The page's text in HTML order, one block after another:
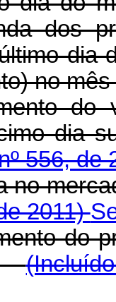
dos
dia
no
do
556, de
no
2011)
do